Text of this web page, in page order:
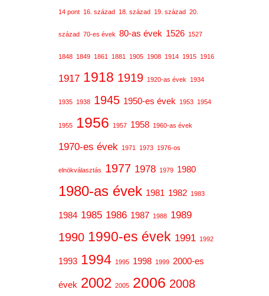
14 pont 16. század 18. század 19. század 20.
század 70-es évek 80-as évek 1526 1527
1848 1849 1861 1881 1905 1908 1914 1915 1916
1917 1918 1919 1920-as évek 1934
1935 1938 1945 1950-es évek 1953 1954
1955 1956 1957 1958 1960-as évek
1970-es évek 1971 1973 1976-os
elnökválasztás 1977 1978 1979 1980
1980-as évek 1981 1982 1983
1984 1985 1986 1987 1988 1989
1990 1990-es évek 1991 1992
1993 1994 1995 1998 1999 2000-es
évek 2002 2005 2006 2008